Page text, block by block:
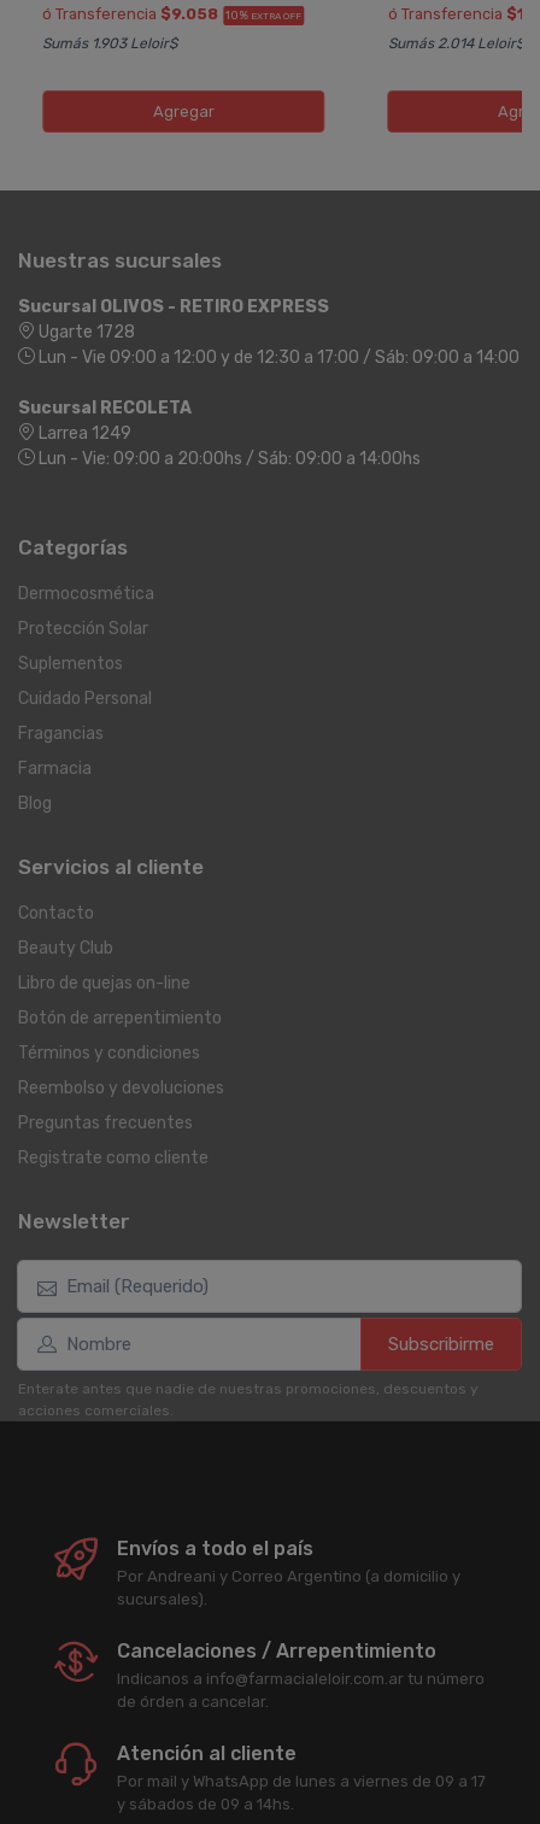
ó Transferencia $9.058 10% EXTRA OFF
Sumás 1.903 Leloir$
Agregar
ó Transferencia
Sumás 2.014 Leloir$
Nuestras sucursales
Sucursal OLIVOS - RETIRO EXPRESS
Ugarte 1728
Lun - Vie 09:00 a 12:00 y de 12:30 a 17:00 / Sáb: 09:00 a 14:00
Sucursal RECOLETA
Larrea 1249
Lun - Vie: 09:00 a 20:00hs / Sáb: 09:00 a 14:00hs
Categorías
Dermocosmética
Protección Solar
Suplementos
Cuidado Personal
Fragancias
Farmacia
Blog
Servicios al cliente
Contacto
Beauty Club
Libro de quejas on-line
Botón de arrepentimiento
Términos y condiciones
Reembolso y devoluciones
Preguntas frecuentes
Registrate como cliente
Newsletter
Subscribirme
Enterate antes que nadie de nuestras promociones, descuentos y
acciones comerciales.
Envíos a todo el país
Por Andreani y Correo Argentino (a domicilio y
sucursales).
Cancelaciones / Arrepentimiento
Indicanos a info@farmacialeloir.com.ar tu número
de órden a cancelar.
Atención al cliente
Por mail y WhatsApp de lunes a viernes de 09 a 17
y sábados de 09 a 14hs.